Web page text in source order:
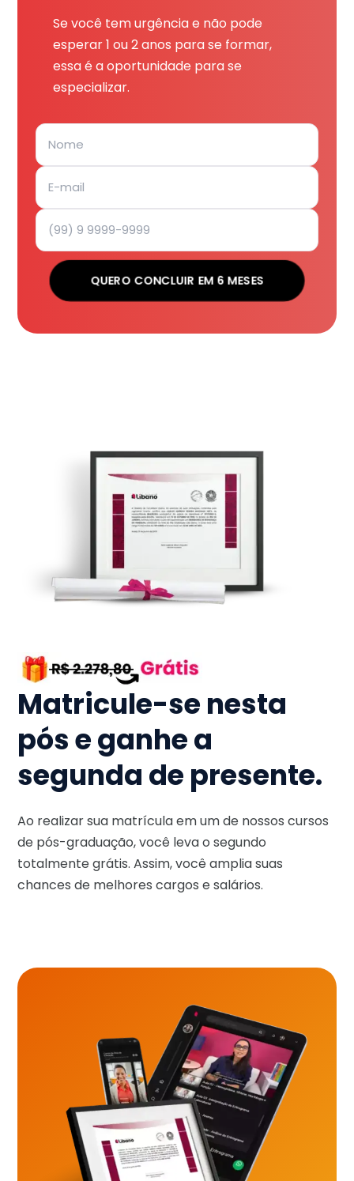
Se você tem urgência e não pode
esperar 1 ou 2 anos para se formar,
essa é a oportunidade para se
especializar.
QUERO CONCLUIR EM 6 MESES
Matricule-se nesta
pós e ganhe a
segunda de presente.
Ao realizar sua matrícula em um de nossos cursos
de pós-graduação, você leva o segundo
totalmente grátis. Assim, você amplia suas
chances de melhores cargos e salários.